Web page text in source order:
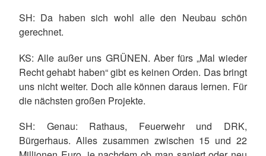
SH: Da haben sich wohl alle den Neubau schön
gerechnet.
KS: Alle außer uns GRÜNEN. Aber fürs „Mal wieder
Recht gehabt haben“ gibt es keinen Orden. Das bringt
uns nicht weiter. Doch alle können daraus lernen. Für
die nächsten großen Projekte.
SH: Genau: Rathaus, Feuerwehr und DRK,
Bürgerhaus. Alles zusammen zwischen 15 und 22